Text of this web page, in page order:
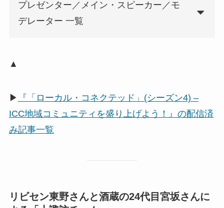
プレゼンター／メイン・スピーカー／モ
デレーター 一覧
▲
▶
『「ローカル・コネクテッド」(シーズン4) –
ICC地域コミュニティを盛り上げよう！』の配信済
み記事一覧
リビセン東野さんと酒蔵の24代目宮坂さんに